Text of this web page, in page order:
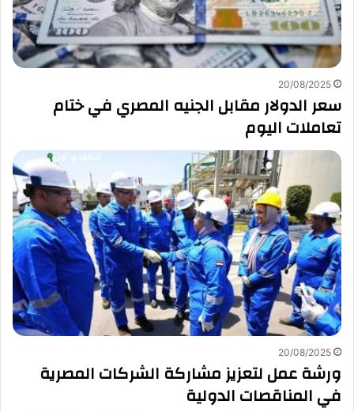
20/08/2025
سعر الدولار مقابل الجنيه المصري في ختام
تعاملات اليوم
20/08/2025
ورشة عمل لتعزيز مشاركة الشركات المصرية
في المناقصات الدولية